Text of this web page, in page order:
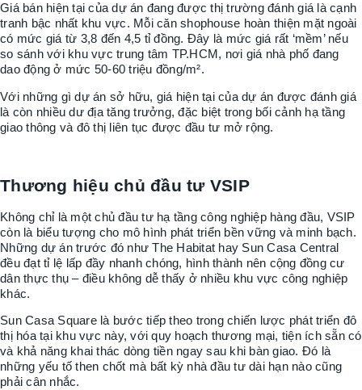
Giá bán hiện tại của dự án đang được thị trường đánh giá là cạnh
tranh bậc nhất khu vực. Mỗi căn shophouse hoàn thiện mặt ngoài
có mức giá từ 3,8 đến 4,5 tỉ đồng. Đây là mức giá rất ‘mềm’ nếu
so sánh với khu vực trung tâm TP.HCM, nơi giá nhà phố đang
dao động ở mức 50-60 triệu đồng/m².
Với những gì dự án sở hữu, giá hiện tại của dự án được đánh giá
là còn nhiều dư địa tăng trưởng, đặc biệt trong bối cảnh hạ tầng
giao thông và đô thị liên tục được đầu tư mở rộng.
Thương hiệu chủ đầu tư VSIP
Không chỉ là một chủ đầu tư hạ tầng công nghiệp hàng đầu, VSIP
còn là biểu tượng cho mô hình phát triển bền vững và minh bạch.
Những dự án trước đó như The Habitat hay Sun Casa Central
đều đạt tỉ lệ lấp đầy nhanh chóng, hình thành nên cộng đồng cư
dân thực thụ – điều không dễ thấy ở nhiều khu vực công nghiệp
khác.
Sun Casa Square là bước tiếp theo trong chiến lược phát triển đô
thị hóa tại khu vực này, với quy hoạch thương mại, tiện ích sẵn có
và khả năng khai thác dòng tiền ngay sau khi bàn giao. Đó là
những yếu tố then chốt mà bất kỳ nhà đầu tư dài hạn nào cũng
phải cân nhắc.